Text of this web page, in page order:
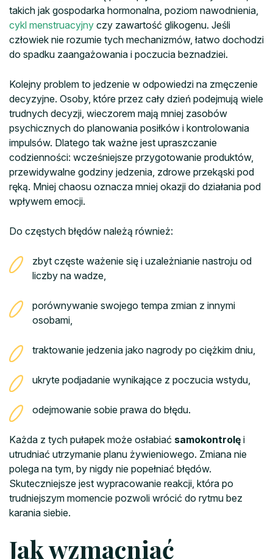
takich jak gospodarka hormonalna, poziom nawodnienia,
cykl menstruacyjny czy zawartość glikogenu. Jeśli
człowiek nie rozumie tych mechanizmów, łatwo dochodzi
do spadku zaangażowania i poczucia beznadziei.
Kolejny problem to jedzenie w odpowiedzi na zmęczenie
decyzyjne. Osoby, które przez cały dzień podejmują wiele
trudnych decyzji, wieczorem mają mniej zasobów
psychicznych do planowania posiłków i kontrolowania
impulsów. Dlatego tak ważne jest upraszczanie
codzienności: wcześniejsze przygotowanie produktów,
przewidywalne godziny jedzenia, zdrowe przekąski pod
ręką. Mniej chaosu oznacza mniej okazji do działania pod
wpływem emocji.
Do częstych błędów należą również:
zbyt częste ważenie się i uzależnianie nastroju od
liczby na wadze,
porównywanie swojego tempa zmian z innymi
osobami,
traktowanie jedzenia jako nagrody po ciężkim dniu,
ukryte podjadanie wynikające z poczucia wstydu,
odejmowanie sobie prawa do błędu.
Każda z tych pułapek może osłabiać samokontrolę i
utrudniać utrzymanie planu żywieniowego. Zmiana nie
polega na tym, by nigdy nie popełniać błędów.
Skuteczniejsze jest wypracowanie reakcji, która po
trudniejszym momencie pozwoli wrócić do rytmu bez
karania siebie.
Jak wzmacniać